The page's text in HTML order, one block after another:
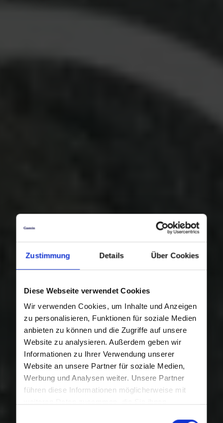
Zustimmung Details Über Cookies
Diese Webseite verwendet Cookies
Wir verwenden Cookies, um Inhalte und Anzeigen
zu personalisieren, Funktionen für soziale Medien
anbieten zu können und die Zugriffe auf unsere
Website zu analysieren. Außerdem geben wir
Informationen zu Ihrer Verwendung unserer
Website an unsere Partner für soziale Medien,
Werbung und Analysen weiter. Unsere Partner
führen diese Informationen möglicherweise mit